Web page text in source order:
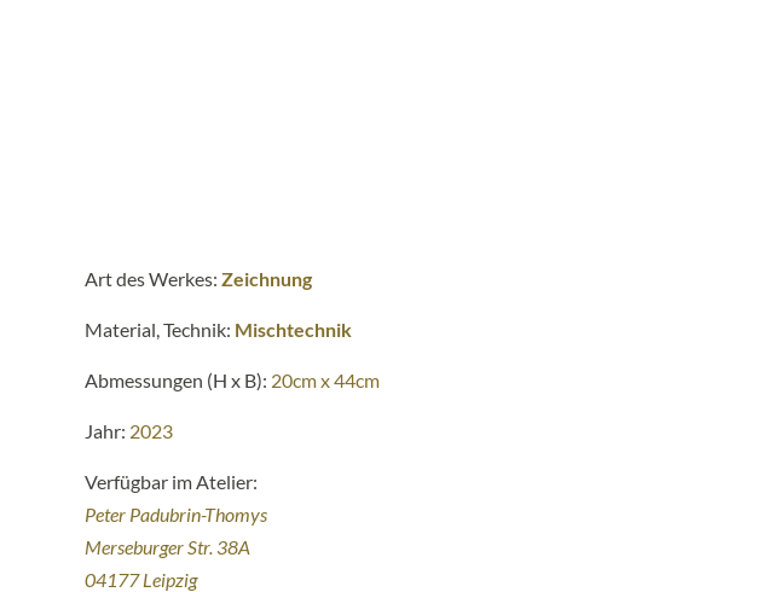
Art des Werkes: Zeichnung
Material, Technik: Mischtechnik
Abmessungen (H x B): 20cm x 44cm
Jahr: 2023
Verfügbar im Atelier:
Peter Padubrin-Thomys
Merseburger Str. 38A
04177 Leipzig